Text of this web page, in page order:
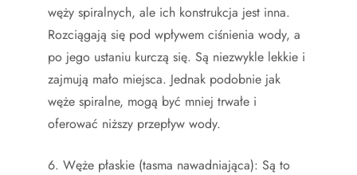
węży spiralnych, ale ich konstrukcja jest inna.
Rozciągają się pod wpływem ciśnienia wody, a
po jego ustaniu kurczą się. Są niezwykle lekkie i
zajmują mało miejsca. Jednak podobnie jak
węże spiralne, mogą być mniej trwałe i
oferować niższy przepływ wody.
6. Węże płaskie (tasma nawadniająca): Są to